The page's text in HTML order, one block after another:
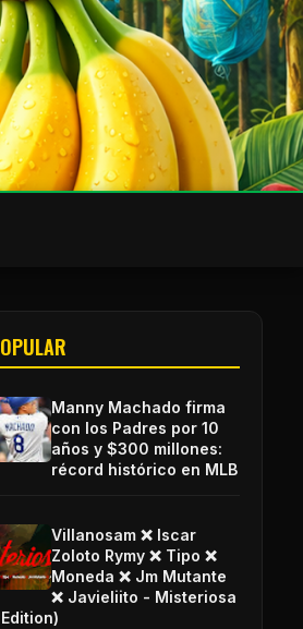
Manny Machado firma
con los Padres por 10
años y $300 millones:
récord histórico en MLB
Villanosam ❌ Iscar
Zoloto Rymy ❌ Tipo ❌
Moneda ❌ Jm Mutante
❌ Javieliito - Misteriosa